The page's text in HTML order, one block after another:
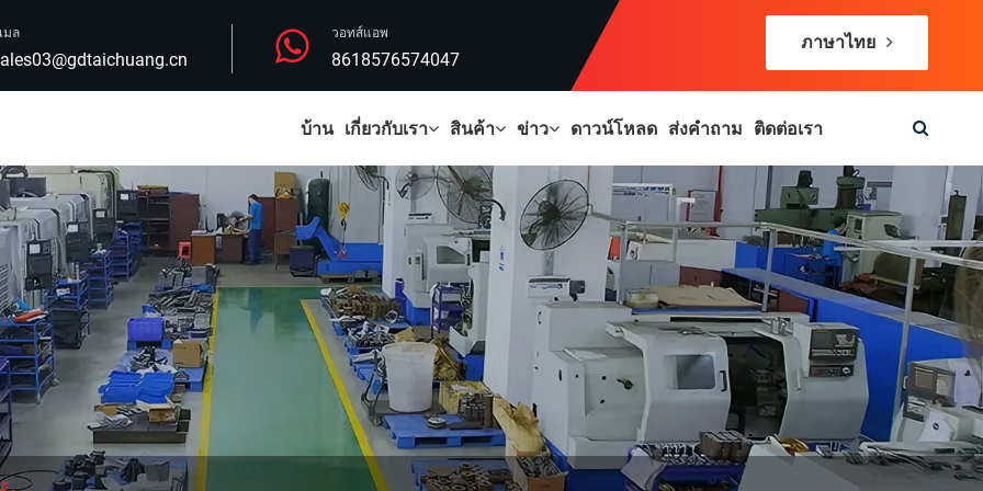
มล วอทส์แอพ
8618576574047
ภาษาไทย
บ้าน เกี่ยวกับเรา สินค้า ข่าว ดาวน์โหลด ส่งคำถาม ติดต่อเรา